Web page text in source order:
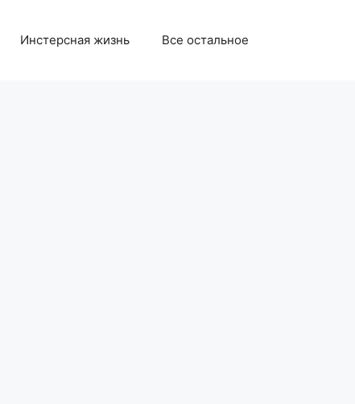
Инстерсная жизнь Все остальное